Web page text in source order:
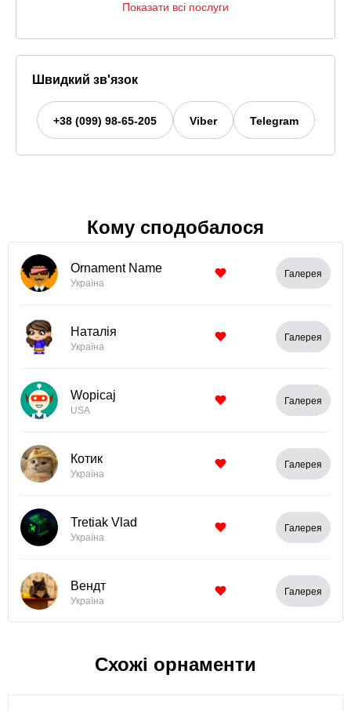
Показати всі послуги
Швидкий зв'язок
+38 (099) 98-65-205 Viber Telegram
Кому сподобалося
Ornament Name
Україна
Галерея
Наталія
Україна
Галерея
Wopicaj
USA
Галерея
Котик
Україна
Галерея
Tretiak Vlad
Україна
Галерея
Вендт
Україна
Галерея
Схожі орнаменти